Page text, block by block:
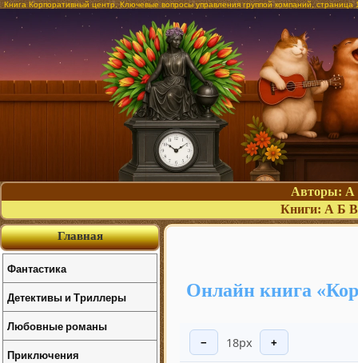
Книга Корпоративный центр. Ключевые вопросы управления группой компаний,
Авторы: А
Книги: А Б В
Онлайн книга
− 18px +
Главная
Фантастика
Детективы и Триллеры
Любовные романы
Приключения